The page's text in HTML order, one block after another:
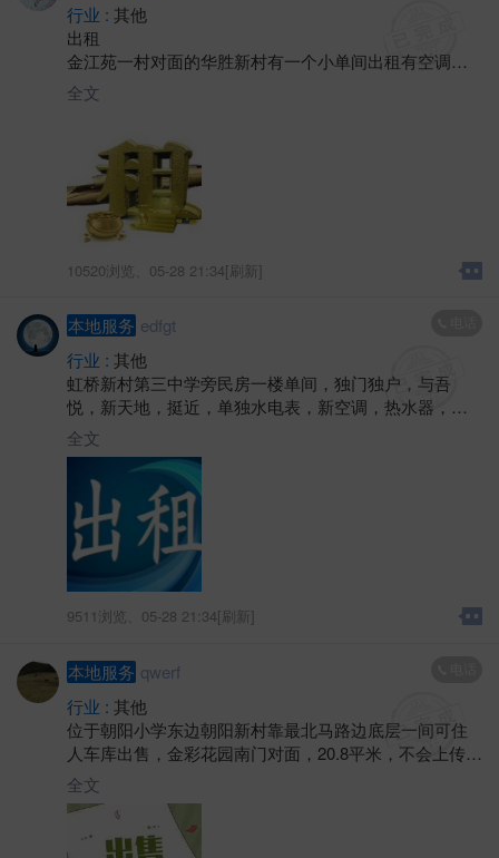
行业 : 其他
出租
金江苑一村对面的华胜新村有一个小单间出租有空调卫
生间热水器。
全文
10520浏览、 05-28 21:34[刷新]
本地服务 edfgt
行业 : 其他
虹桥新村第三中学旁民房一楼单间，独门独户，与吾
悦，新天地，挺近，单独水电表，新空调，热水器，独
卫，也可上网，门口也有井水，500元/月，具体可联系房
东
全文
9511浏览、 05-28 21:34[刷新]
本地服务 qwerf
行业 : 其他
位于朝阳小学东边朝阳新村靠最北马路边底层一间可住
人车库出售，金彩花园南门对面，20.8平米，不会上传图
片，有意可联系
全文